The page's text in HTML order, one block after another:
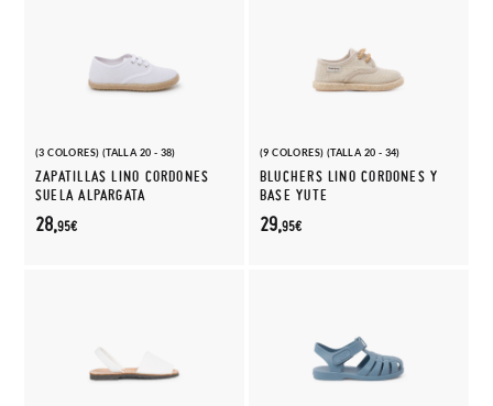
(3 COLORES) (TALLA 20 - 38)
ZAPATILLAS LINO CORDONES
SUELA ALPARGATA
28,95€
(9 COLORES) (TALLA 20 - 34)
BLUCHERS LINO CORDONES Y
BASE YUTE
29,95€